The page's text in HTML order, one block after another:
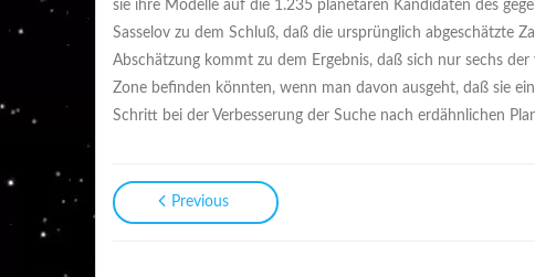
sie ihre Modelle auf die 1.235 planetaren Kandidaten des
Sasselov zu dem Schluß, daß die ursprünglich abgeschätzte
Abschätzung kommt zu dem Ergebnis, daß sich nur sechs
Zone befinden könnten, wenn man davon ausgeht, daß sie
Schritt bei der Verbesserung der Suche nach erdähnlichen
Previous